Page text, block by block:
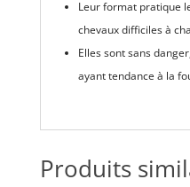
Leur format pratique
chevaux difficiles à
Elles sont sans
ayant tendance à la
Produits